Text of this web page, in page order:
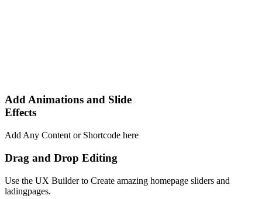
Add Animations and Slide
Effects
Add Any Content or Shortcode here
Drag and Drop Editing
Use the UX Builder to Create amazing homepage sliders and
ladingpages.